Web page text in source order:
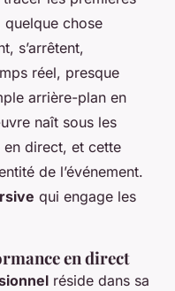
quelque chose
s’arrêtent,
réel, presque
arrière-plan en
naît sous les
direct, et cette
de l’événement.
qui engage les
en direct
réside dans sa